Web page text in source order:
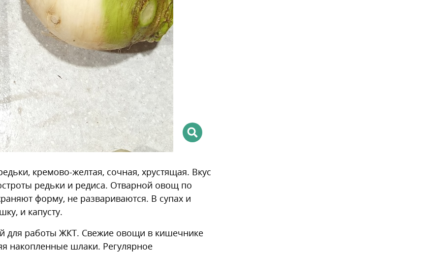
кремово-желтая, сочная, хрустящая. Вкус
редьки и редиса. Отварной овощ по
форму, не развариваются. В супах и
и капусту.
для работы ЖКТ. Свежие овощи в кишечнике
накопленные шлаки. Регулярное